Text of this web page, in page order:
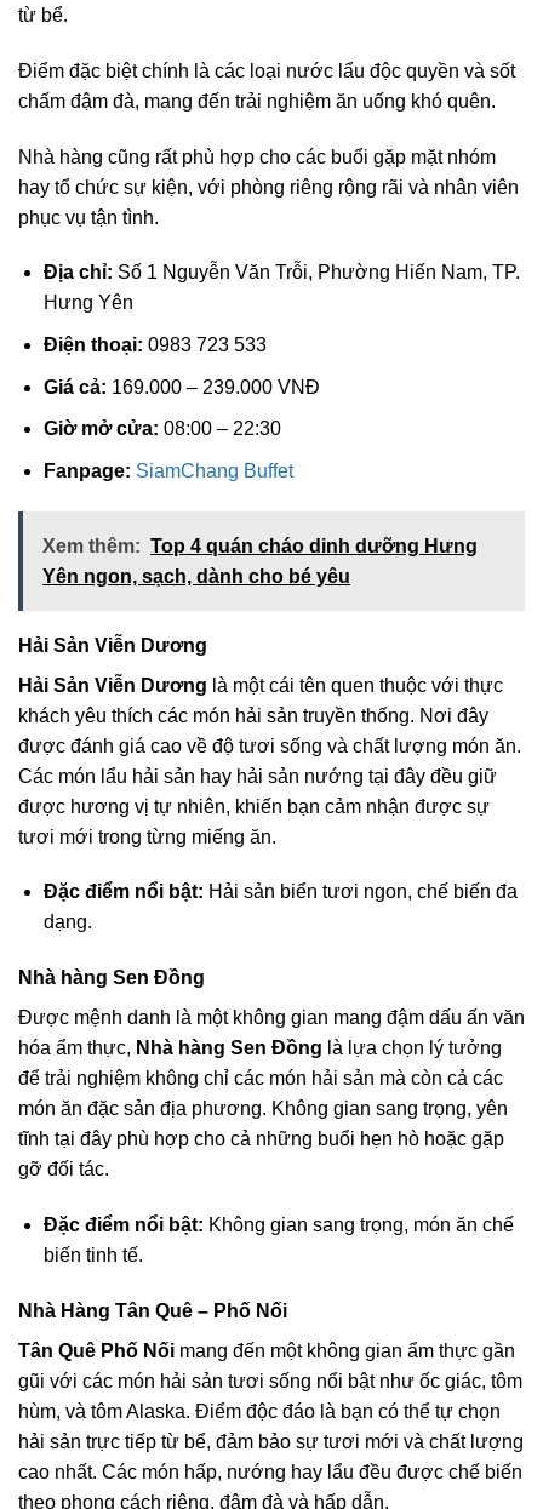
từ bể.
Điểm đặc biệt chính là các loại nước lẩu độc quyền và sốt
chấm đậm đà, mang đến trải nghiệm ăn uống khó quên.
Nhà hàng cũng rất phù hợp cho các buổi gặp mặt nhóm
hay tổ chức sự kiện, với phòng riêng rộng rãi và nhân viên
phục vụ tận tình.
Địa chỉ: Số 1 Nguyễn Văn Trỗi, Phường Hiến Nam, TP.
Hưng Yên
Điện thoại: 0983 723 533
Giá cả: 169.000 – 239.000 VNĐ
Giờ mở cửa: 08:00 – 22:30
Fanpage: SiamChang Buffet
Xem thêm: Top 4 quán cháo dinh dưỡng Hưng
Yên ngon, sạch, dành cho bé yêu
Hải Sản Viễn Dương
Hải Sản Viễn Dương là một cái tên quen thuộc với thực
khách yêu thích các món hải sản truyền thống. Nơi đây
được đánh giá cao về độ tươi sống và chất lượng món ăn.
Các món lẩu hải sản hay hải sản nướng tại đây đều giữ
được hương vị tự nhiên, khiến bạn cảm nhận được sự
tươi mới trong từng miếng ăn.
Đặc điểm nổi bật: Hải sản biển tươi ngon, chế biến đa
dạng.
Nhà hàng Sen Đồng
Được mệnh danh là một không gian mang đậm dấu ấn văn
hóa ẩm thực, Nhà hàng Sen Đồng là lựa chọn lý tưởng
để trải nghiệm không chỉ các món hải sản mà còn cả các
món ăn đặc sản địa phương. Không gian sang trọng, yên
tĩnh tại đây phù hợp cho cả những buổi hẹn hò hoặc gặp
gỡ đối tác.
Đặc điểm nổi bật: Không gian sang trọng, món ăn chế
biến tinh tế.
Nhà Hàng Tân Quê – Phố Nối
Tân Quê Phố Nối mang đến một không gian ẩm thực gần
gũi với các món hải sản tươi sống nổi bật như ốc giác, tôm
hùm, và tôm Alaska. Điểm độc đáo là bạn có thể tự chọn
hải sản trực tiếp từ bể, đảm bảo sự tươi mới và chất lượng
cao nhất. Các món hấp, nướng hay lẩu đều được chế biến
theo phong cách riêng, đậm đà và hấp dẫn.